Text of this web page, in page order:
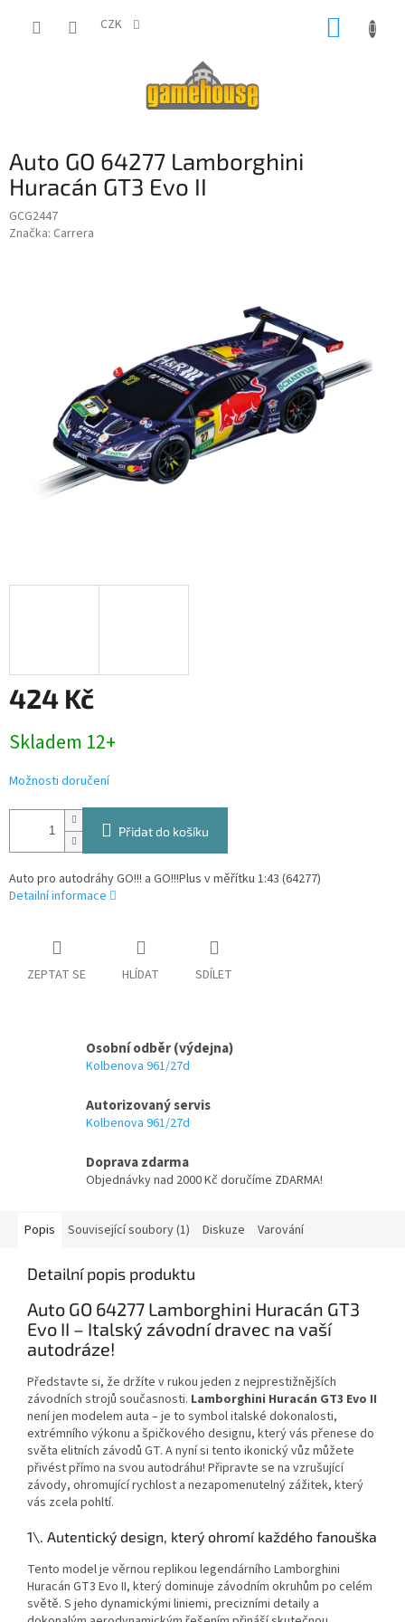
CZK
Auto GO 64277 Lamborghini
Huracán GT3 Evo II
GCG2447
Značka: Carrera
424 Kč
cena:
Skladem 12+
Možnosti doručení
Přidat do košíku
Auto pro autodráhy GO!!! a GO!!!Plus v měřítku 1:43 (64277)
Detailní informace
ZEPTAT SE HLÍDAT SDÍLET
Osobní odběr (výdejna)
Kolbenova 961/27d
Autorizovaný servis
Kolbenova 961/27d
Doprava zdarma
Objednávky nad 2000 Kč doručíme ZDARMA!
Popis Související soubory (1) Diskuze Varování
Detailní popis produktu
Auto GO 64277 Lamborghini Huracán GT3
Evo II – Italský závodní dravec na vaší
autodráze!
Představte si, že držíte v rukou jeden z nejprestižnějších
závodních strojů současnosti. Lamborghini Huracán GT3 Evo II
není jen modelem auta – je to symbol italské dokonalosti,
extrémního výkonu a špičkového designu, který vás přenese do
světa elitních závodů GT. A nyní si tento ikonický vůz můžete
přivést přímo na svou autodráhu! Připravte se na vzrušující
závody, ohromující rychlost a nezapomenutelný zážitek, který
vás zcela pohltí.
1\. Autentický design, který ohromí každého fanouška
Tento model je věrnou replikou legendárního Lamborghini
Huracán GT3 Evo II, který dominuje závodním okruhům po celém
světě. S jeho dynamickými liniemi, precizními detaily a